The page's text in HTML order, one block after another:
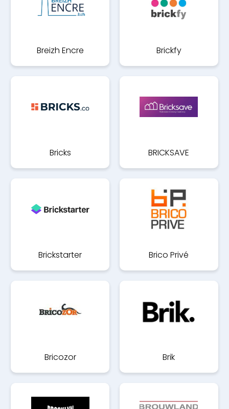
Breizh Encre Brickfy
Bricks BRICKSAVE
Brickstarter Brico Privé
Bricozor Brik